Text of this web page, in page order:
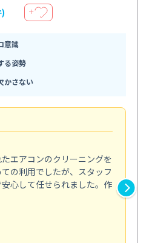
＋
意識
る姿勢
かさない
エアコンのクリーニングを
の利用でしたが、スタッフ
心して任せられました。作